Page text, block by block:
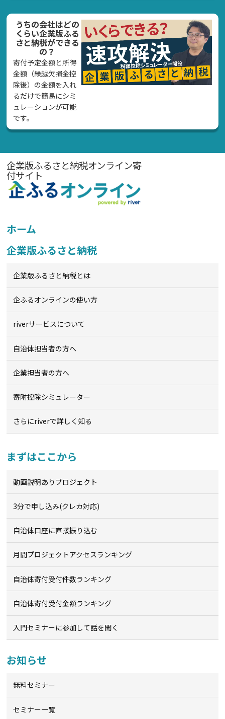
うちの会社はどの
くらい企業版ふる
さと納税ができる
の？
寄付予定金額と所得
金額（繰越欠損金控
除後）の金額を入れ
るだけで簡易にシミ
ュレーションが可能
です。
企業版ふるさと納税オンライン寄
付サイト
ホーム
企業版ふるさと納税
企業版ふるさと納税とは
企ふるオンラインの使い方
riverサービスについて
自治体担当者の方へ
企業担当者の方へ
寄附控除シミュレーター
さらにriverで詳しく知る
まずはここから
動画説明ありプロジェクト
3分で申し込み(クレカ対応)
自治体口座に直接振り込む
月間プロジェクトアクセスランキング
自治体寄付受付件数ランキング
自治体寄付受付金額ランキング
入門セミナーに参加して話を聞く
お知らせ
無料セミナー
セミナー一覧